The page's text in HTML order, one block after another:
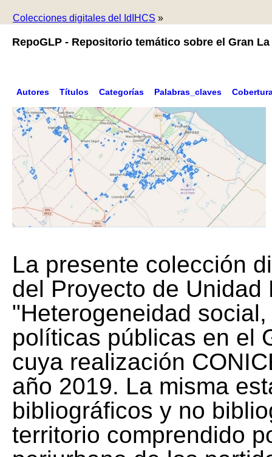
Colecciones digitales del IdIHCS »
RepoGLP - Repositorio temático sobre el Gran La
Autores Títulos Categorías Palabras_claves
La presente colección
del Proyecto de Unidad
"Heterogeneidad
políticas públicas en el
cuya realización
año 2019. La misma
bibliográficos y no
territorio comprendido